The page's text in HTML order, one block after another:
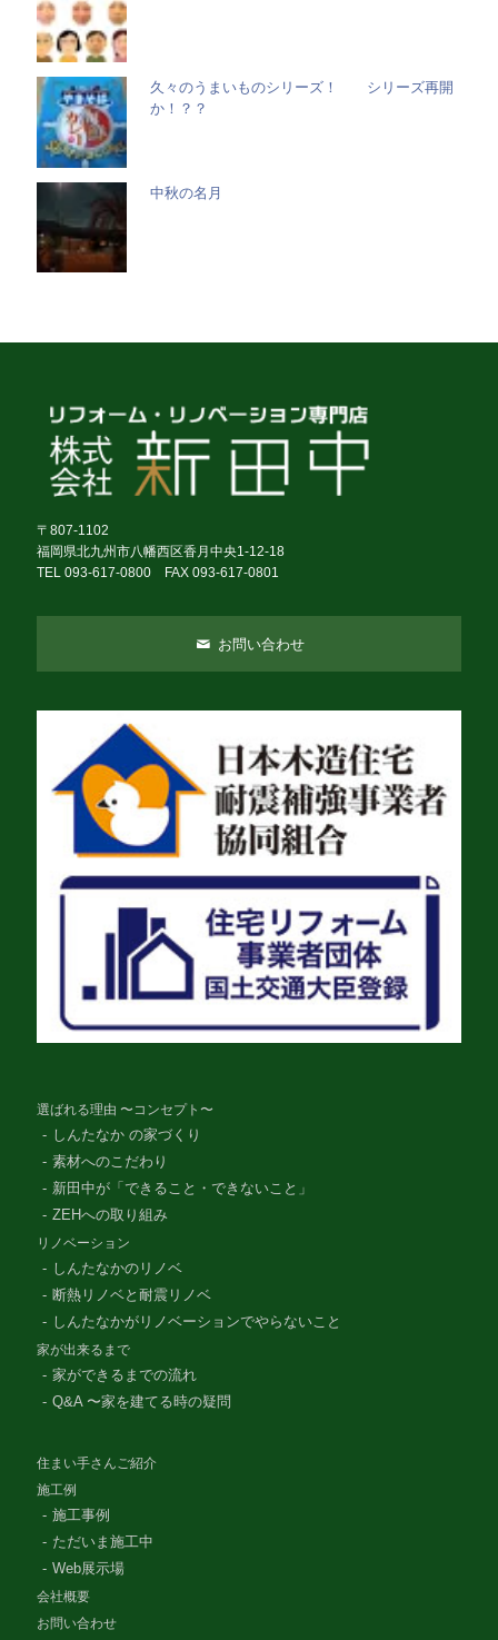
久々のうまいものシリーズ！ シリーズ再開
か！？？
中秋の名月
〒807-1102
福岡県北九州市八幡西区香月中央1-12-18
TEL 093-617-0800 FAX 093-617-0801
お問い合わせ
選ばれる理由 〜コンセプト〜
しんたなか の家づくり
素材へのこだわり
新田中が「できること・できないこと」
ZEHへの取り組み
リノベーション
しんたなかのリノベ
断熱リノベと耐震リノベ
しんたなかがリノベーションでやらないこと
家が出来るまで
家ができるまでの流れ
Q&A 〜家を建てる時の疑問
住まい手さんご紹介
施工例
施工事例
ただいま施工中
Web展示場
会社概要
お問い合わせ